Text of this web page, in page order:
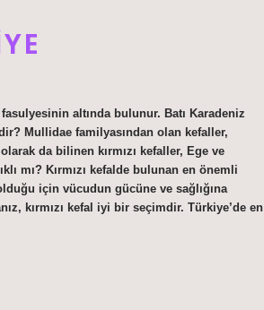
altında bulunur. Batı Karadeniz
Mullidae familyasından olan kefaller,
da bilinen kırmızı kefaller, Ege ve
mı? Kırmızı kefalde bulunan en önemli
için vücudun gücüne ve sağlığına
kırmızı kefal iyi bir seçimdir. Türkiye’de en